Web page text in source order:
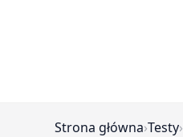
Strona główna›Testy›